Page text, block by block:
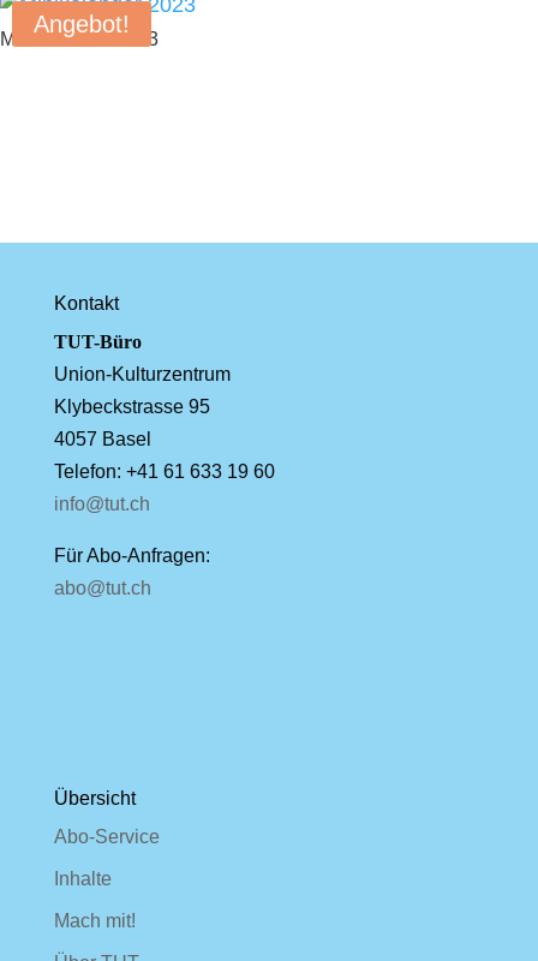
Angebot!
Minikalender 2023
Kontakt
TUT-Büro
Union-Kulturzentrum
Klybeckstrasse 95
4057 Basel
Telefon: +41 61 633 19 60
info@tut.ch
Für Abo-Anfragen:
abo@tut.ch
Übersicht
Abo-Service
Inhalte
Mach mit!